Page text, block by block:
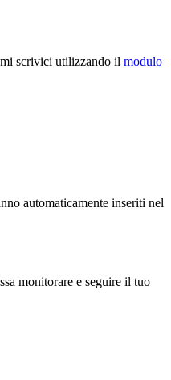
scrivici utilizzando il modulo
automaticamente inseriti nel
monitorare e seguire il tuo